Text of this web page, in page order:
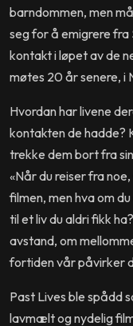
barndommen, men
seg for å emigrere fra
kontakt i løpet av de
møtes 20 år senere, i
Hvordan har livene
kontakten de hadde?
trekke dem bort fra
«Når du reiser fra
filmen, men hva om
til et liv du aldri fikk
avstand, om
fortiden vår påvirker
Past Lives ble spådd
lavmælt og nydelig